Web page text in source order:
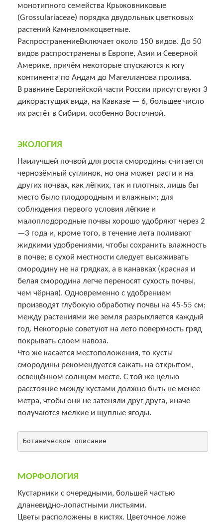
монотипного семейства Крыжовниковые
(Grossulariaceae) порядка двудольных цветковых
растений Камнеломкоцветные.
РаспространениеВключает около 150 видов. До 50
видов распространены в Европе, Азии и Северной
Америке, причём некоторые спускаются к югу
континента по Андам до Магелланова пролива.
В равнине Европейской части России присутствуют 3
дикорастущих вида, на Кавказе — 6, большее число
их растёт в Сибири, особенно Восточной.
ЭКОЛОГИЯ
Наилучшей почвой для роста смородины считается
чернозёмный суглинок, но она может расти и на
других почвах, как лёгких, так и плотных, лишь бы
место было плодородным и влажным; для
соблюдения первого условия лёгкие и
малоплодородные почвы хорошо удобряют через 2
—3 года и, кроме того, в течение лета поливают
жидкими удобрениями, чтобы сохранить влажность
в почве; в сухой местности следует высаживать
смородину не на грядках, а в канавках (красная и
белая смородина легче переносят сухость почвы,
чем чёрная). Одновременно с удобрением
производят глубокую обработку почвы на 45-55 см;
между растениями же земля разрыхляется каждый
год. Некоторые советуют на лето поверхность гряд
покрывать слоем навоза.
Что же касается местоположения, то кусты
смородины рекомендуется сажать на открытом,
освещённом солнцем месте. С той же целью
расстояние между кустами должно быть не менее
метра, чтобы они не затеняли друг друга, иначе
получаются мелкие и щуплые ягоды.
МОРФОЛОГИЯ
Кустарники с очередными, большей частью
дланевидно-лопастными листьями.
Цветы расположены в кистях. Цветочное ложе